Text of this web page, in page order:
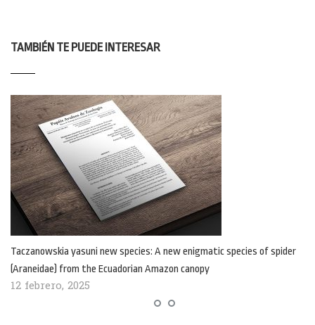
TAMBIÉN TE PUEDE INTERESAR
Taczanowskia yasuni new species: A new enigmatic species of spider
(Araneidae) from the Ecuadorian Amazon canopy
12 febrero, 2025